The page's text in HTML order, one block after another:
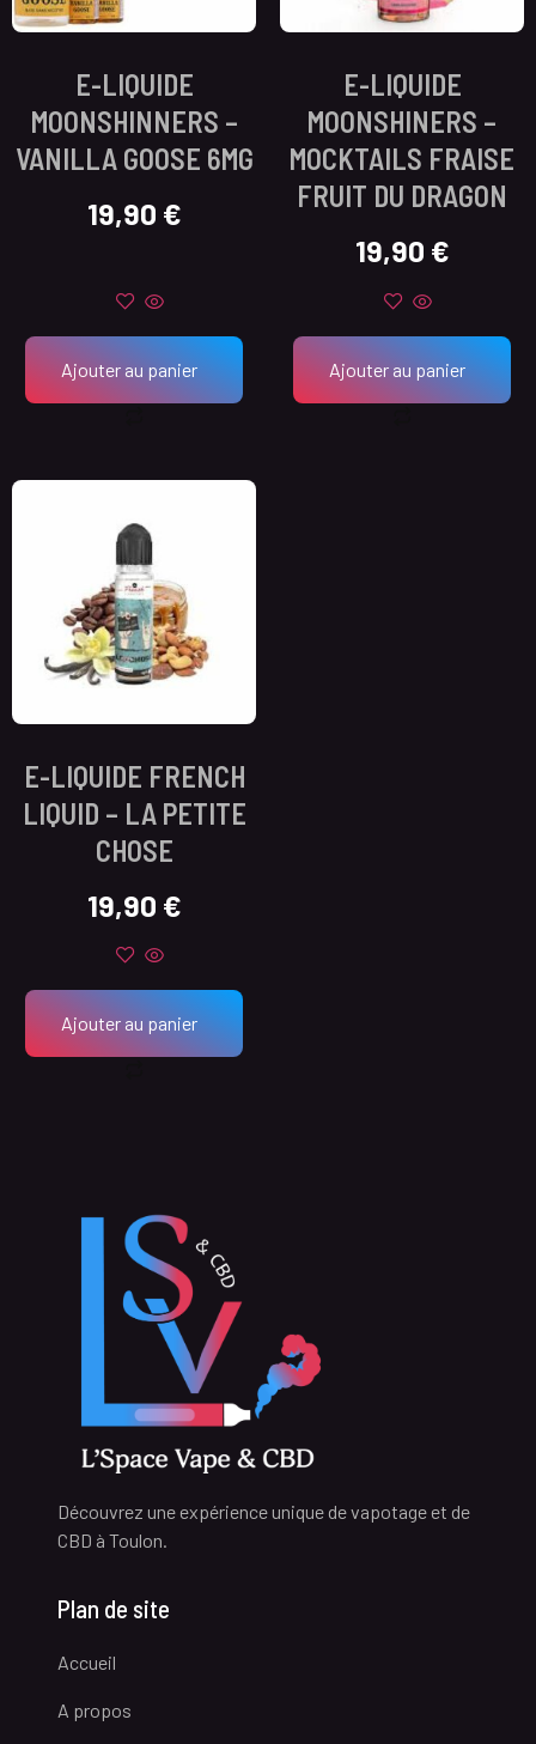
E-LIQUIDE
MOONSHINNERS –
VANILLA GOOSE 6MG
19,90 €
Ajouter au panier
E-LIQUIDE
MOONSHINERS –
MOCKTAILS FRAISE
FRUIT DU DRAGON
19,90 €
Ajouter au panier
E-LIQUIDE FRENCH
LIQUID – LA PETITE
CHOSE
19,90 €
Ajouter au panier
Découvrez une expérience unique de vapotage et de
CBD à Toulon.
Plan de site
Accueil
A propos